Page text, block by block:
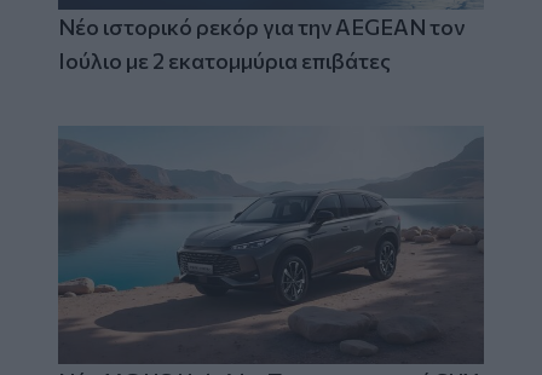
Νέο ιστορικό ρεκόρ για την AEGEAN τον
Ιούλιο με 2 εκατομμύρια επιβάτες